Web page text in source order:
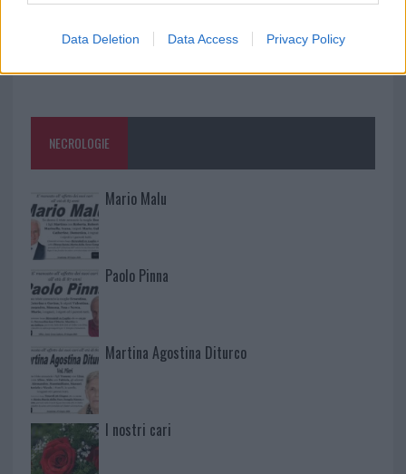
Data Deletion Data Access Privacy Policy
NECROLOGIE
Mario Malu
Paolo Pinna
Martina Agostina Diturco
I nostri cari